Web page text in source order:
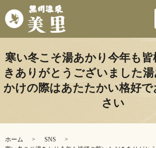
寒い冬こそ湯あかり今年も
きありがとうございました️
かけの際はあたたかい格好
さい
ホーム
SNS